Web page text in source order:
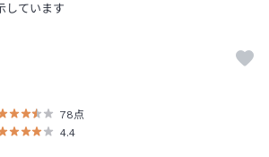
しています
78 点
4.4